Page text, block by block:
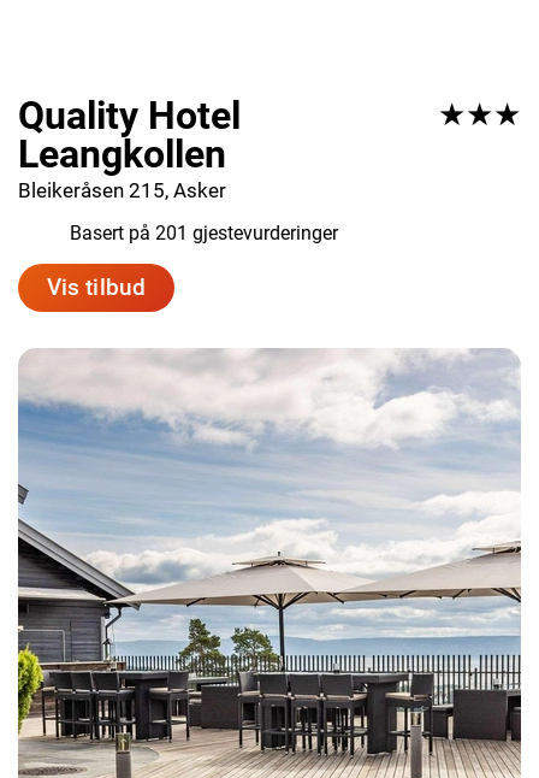
Quality Hotel
Leangkollen
★★★
Bleikeråsen 215, Asker
Basert på 201 gjestevurderinger
Vis tilbud